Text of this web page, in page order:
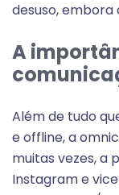
desuso, embora
A
Além de tudo
e offline, a
muitas vezes, a
Instagram e